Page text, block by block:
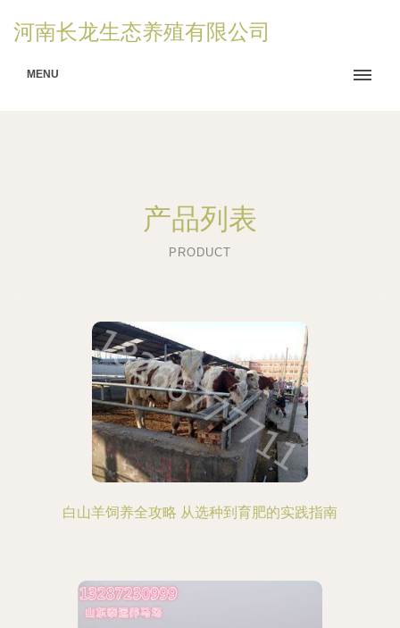
河南长龙生态养殖有限公司
MENU
产品列表
PRODUCT
白山羊饲养全攻略 从选种到育肥的实践指南